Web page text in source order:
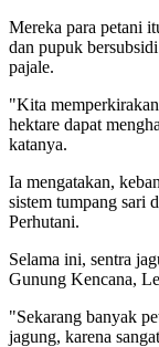
Mereka para petani
dan pupuk
pajale.
"Kita
hektare dapat
katanya.
Ia mengatakan,
sistem tumpang sari
Perhutani.
Selama ini, sentra
Gunung Kencana,
"Sekarang banyak
jagung, karena